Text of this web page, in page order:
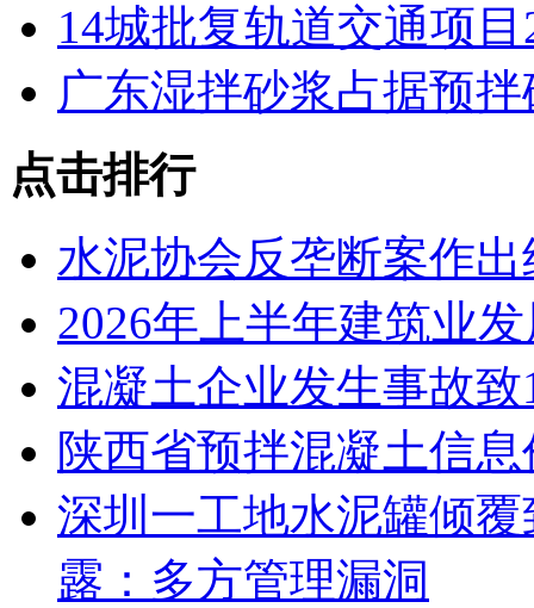
14城批复轨道交通项
广东湿拌砂浆占据预
点击排行
水泥协会反垄断案作
2026年上半年建筑业
混凝土企业发生事故
陕西省预拌混凝土信
深圳一工地水泥罐倾
露：多方管理漏洞